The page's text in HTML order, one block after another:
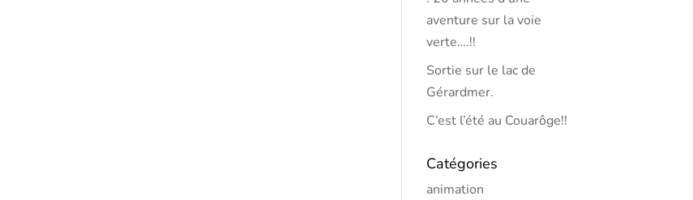
aventure sur la voie
verte….!!
Sortie sur le lac de
Gérardmer.
C’est l’été au Couarôge!!
Catégories
animation